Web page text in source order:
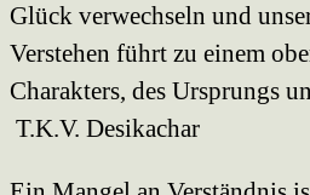
Glück verwechseln und
Verstehen führt zu einem
Charakters, des Ursprungs
T.K.V. Desikachar